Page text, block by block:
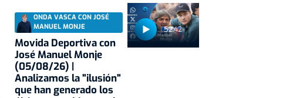
52:42
ONDA VASCA CON JOSÉ
MANUEL MONJE
Movida Deportiva con
José Manuel Monje
(05/08/26) |
Analizamos la "ilusión"
que han generado los